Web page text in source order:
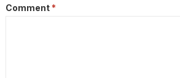
Comment *